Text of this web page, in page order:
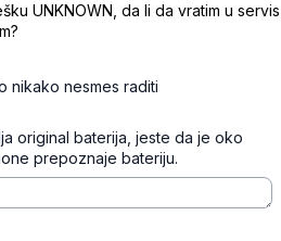
UNKNOWN, da li da vratim u servis
nikako nesmes raditi
original baterija, jeste da je oko
prepoznaje bateriju.